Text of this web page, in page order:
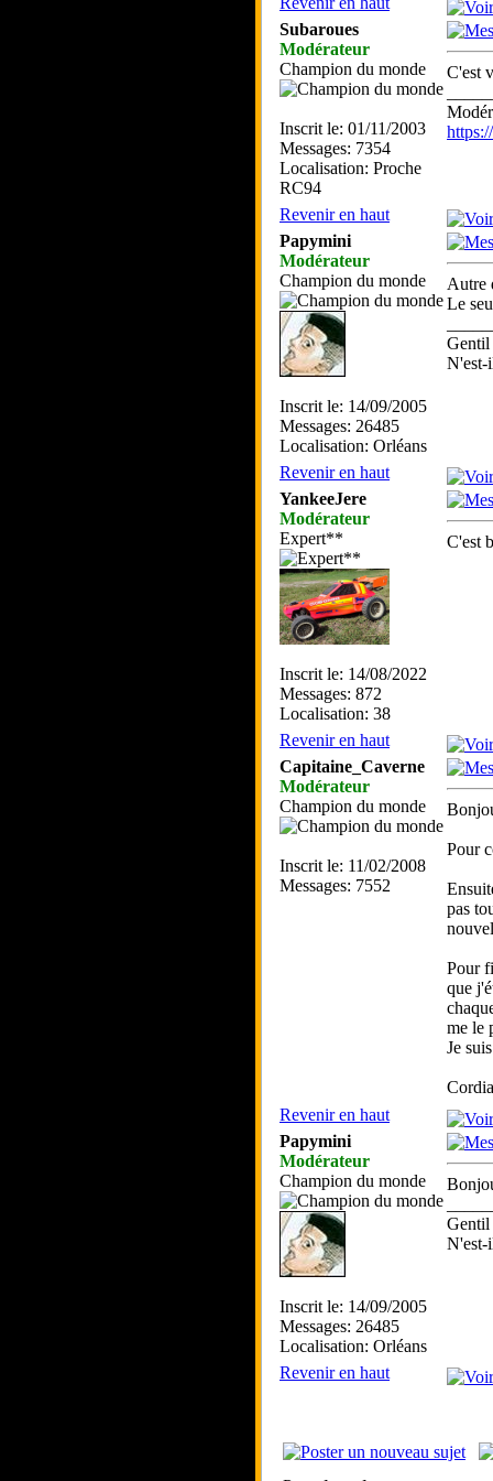
Subaroues
Modérateur
Champion du monde
Inscrit le: 01/11/2003
Messages: 7354
Localisation: Proche
RC94
C'est
Revenir en haut
Papymini
Modérateur
Champion du monde
Inscrit le: 14/09/2005
Messages: 26485
Localisation: Orléans
Autre
Le
Gentil
N'est-
Revenir en haut
YankeeJere
Modérateur
Expert**
Inscrit le: 14/08/2022
Messages: 872
Localisation: 38
C'est
Revenir en haut
Capitaine_Caverne
Modérateur
Champion du monde
Inscrit le: 11/02/2008
Messages: 7552
Pour
pas
Pour
que
me le
Je
Revenir en haut
Papymini
Modérateur
Champion du monde
Inscrit le: 14/09/2005
Messages: 26485
Localisation: Orléans
Gentil
N'est-
Revenir en haut